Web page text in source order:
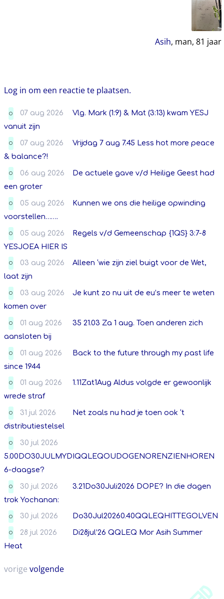
Asih, man, 81 jaar
Log in om een reactie te plaatsen.
O 07 aug 2026
Vlg. Mark (1:9) & Mat (3:13) kwam YESJ
vanuit zijn
O 07 aug 2026
Vrijdag 7 aug 7.45 Less hot more peace
& balance?!
O 06 aug 2026
De actuele gave v/d Heilige Geest had
een groter
O 05 aug 2026
Kunnen we ons die heilige opwinding
voorstellen…….
O 05 aug 2026
Regels v/d Gemeenschap {1QS} 3:7-8
YESJOEA HIER IS
O 03 aug 2026
Alleen ‘wie zijn ziel buigt voor de Wet,
laat zijn
O 03 aug 2026
Je kunt zo nu uit de eu’s meer te weten
komen over
O 01 aug 2026
35 21.03 Za 1 aug. Toen anderen zich
aansloten bij
O 01 aug 2026
Back to the future through my past life
since 1944
O 01 aug 2026
1.11Zat1Aug Aldus volgde er gewoonlijk
wrede straf
O 31 jul 2026
Net zoals nu had je toen ook ‘t
distributiestelsel
O
30 jul 2026
5.00DO30JULMYDIQQLEQOUDOGENORENZIENHOREN
6-daagse?
O 30 jul 2026
3.21Do30Juli2026 DOPE? In die dagen
trok Yochanan:
O 30 jul 2026 Do30Jul20260.40QQLEQHITTEGOLVEN
O 28 jul 2026
Di28jul’26 QQLEQ Mor Asih Summer
Heat
vorige volgende